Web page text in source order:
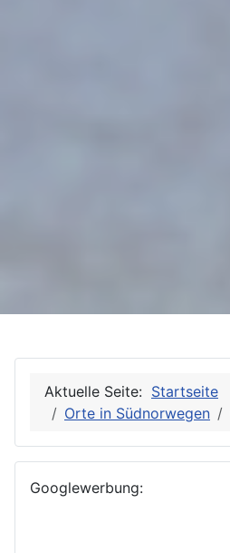
Aktuelle Seite: Startseite
Orte in Südnorwegen
Googlewerbung: